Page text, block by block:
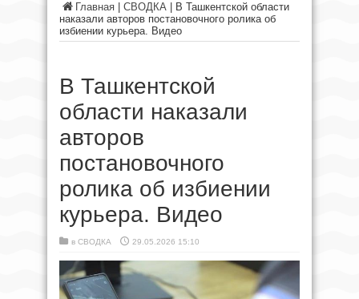
Главная СВОДКА
В Ташкентской области
наказали авторов постановочного ролика об
избиении курьера. Видео
В Ташкентской
области наказали
авторов
постановочного
ролика об избиении
курьера. Видео
в СВОДКА 29.05.2026 15:10